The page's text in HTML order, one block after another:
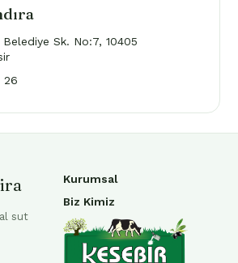
Belediye Sk. No:7, 10405
26
sut
Kurumsal
Biz Kimiz